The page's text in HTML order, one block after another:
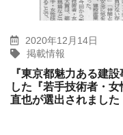
2020年12月14日
掲載情報
『東京都魅力ある建
した『若手技術者・
直也が選出されました